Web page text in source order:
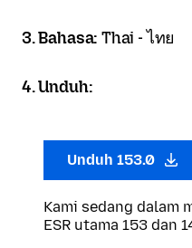
3. Bahasa:Thai - ไทย
4. Unduh:
Unduh 153.0
Kami sedang dalam
ESR utama 153 dan